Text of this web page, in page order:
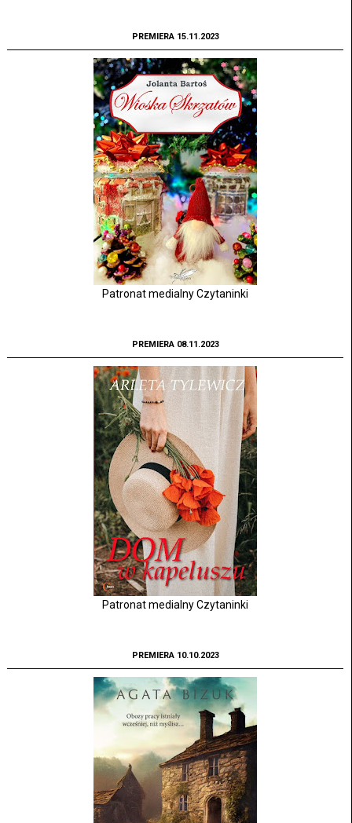
PREMIERA 15.11.2023
Patronat medialny Czytaninki
PREMIERA 08.11.2023
Patronat medialny Czytaninki
PREMIERA 10.10.2023